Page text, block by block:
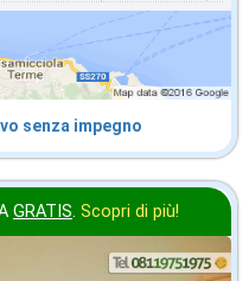
senza impegno
GRATIS. Scopri di più!